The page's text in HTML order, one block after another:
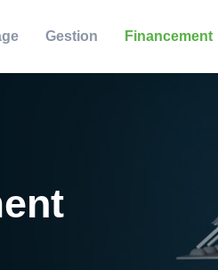
Gestion Financement